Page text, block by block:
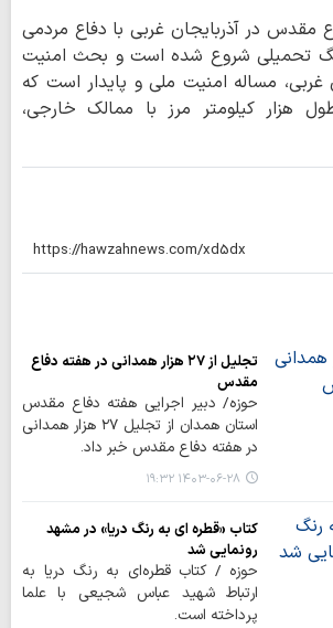
مقدس در آذربایجان غربی با دفاع مردمی
تحمیلی شروع شده است و بحث امنیت
غربی، مساله امنیت ملی و پایدار است که
هزار کیلومتر مرز با ممالک خارجی،
تجلیل از ۲۷ هزار همدانی در هفته دفاع
مقدس
حوزه/ دبیر اجرایی هفته دفاع مقدس
استان همدان از تجلیل ۲۷ هزار همدانی
در هفته دفاع مقدس خبر داد.
۱۴۰۳-۰۶-۲۸ ۱۹:۳۲
کتاب «قطره ای به رنگ دریا» در مشهد
رونمایی شد
حوزه / کتاب قطره‌ای به رنگ دریا به
ارتباط شهید عباس شجیعی با علما
پرداخته است.